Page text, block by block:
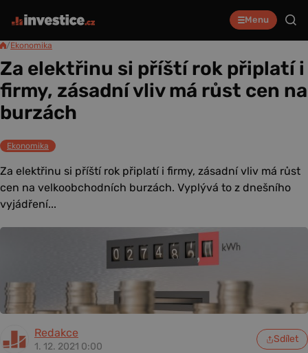
Menu
/Ekonomika
Za elektřinu si příští rok připlatí i
firmy, zásadní vliv má růst cen na
burzách
Ekonomika
Za elektřinu si příští rok připlatí i firmy, zásadní vliv má růst
cen na velkoobchodních burzách. Vyplývá to z dnešního
vyjádření...
Redakce
1. 12. 2021 0:00
Sdílet